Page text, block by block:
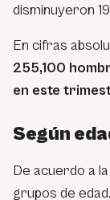
disminuyeron
En cifras
255,100
en este
Según
De acuerdo a la
grupos de edad.